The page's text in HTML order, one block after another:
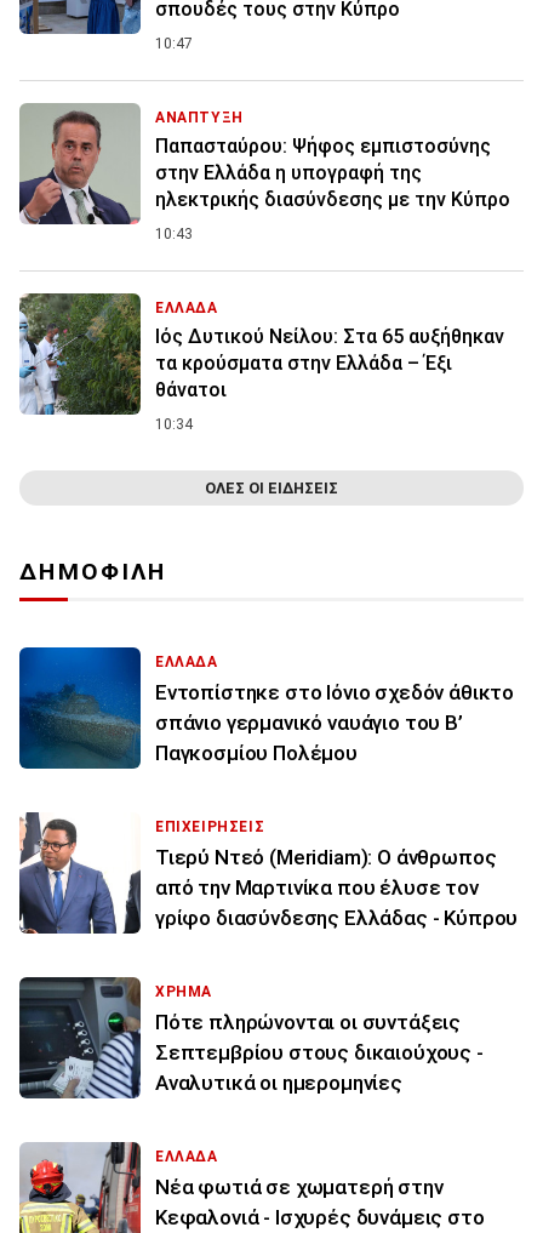
σπουδές τους στην Κύπρο
10:47
ΑΝΑΠΤΥΞΗ
Παπασταύρου: Ψήφος εμπιστοσύνης
στην Ελλάδα η υπογραφή της
ηλεκτρικής διασύνδεσης με την Κύπρο
10:43
ΕΛΛΑΔΑ
Ιός Δυτικού Νείλου: Στα 65 αυξήθηκαν
τα κρούσματα στην Ελλάδα – Έξι
θάνατοι
10:34
ΟΛΕΣ ΟΙ ΕΙΔΗΣΕΙΣ
ΔΗΜΟΦΙΛΗ
ΕΛΛΑΔΑ
Εντοπίστηκε στο Ιόνιο σχεδόν άθικτο
σπάνιο γερμανικό ναυάγιο του Β’
Παγκοσμίου Πολέμου
ΕΠΙΧΕΙΡΗΣΕΙΣ
Τιερύ Ντεό (Meridiam): Ο άνθρωπος
από την Μαρτινίκα που έλυσε τον
γρίφο διασύνδεσης Ελλάδας - Κύπρου
ΧΡΗΜΑ
Πότε πληρώνονται οι συντάξεις
Σεπτεμβρίου στους δικαιούχους -
Αναλυτικά οι ημερομηνίες
ΕΛΛΑΔΑ
Νέα φωτιά σε χωματερή στην
Κεφαλονιά - Ισχυρές δυνάμεις στο